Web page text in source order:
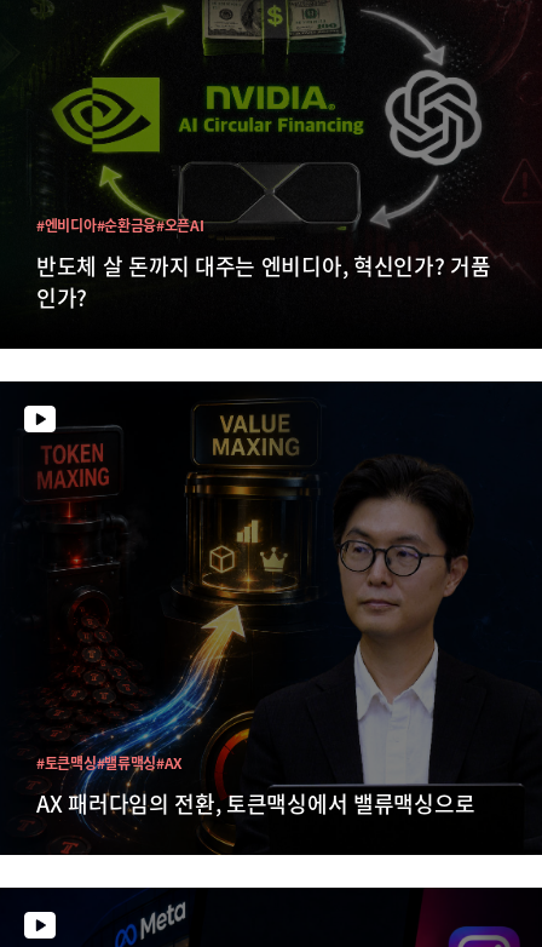
반도체 살 돈까지 대주는 엔비디아, 혁신인가? 거품
인가?
#엔비디아#순환금융#오픈AI
AX 패러다임의 전환, 토큰맥싱에서 밸류맥싱으로
#토큰맥싱#밸류맥싱#AX